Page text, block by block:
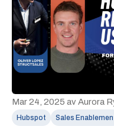
Mar 24, 2025 avAurora
Hubspot Sales